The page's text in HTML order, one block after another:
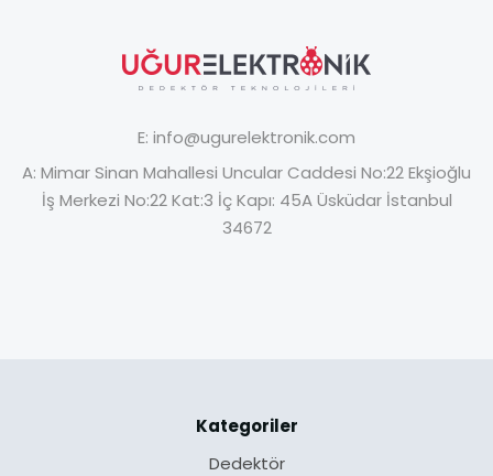
E: info@ugurelektronik.com
A: Mimar Sinan Mahallesi Uncular Caddesi No:22 Ekşioğlu
İş Merkezi No:22 Kat:3 İç Kapı: 45A Üsküdar İstanbul
34672
Kategoriler
Dedektör